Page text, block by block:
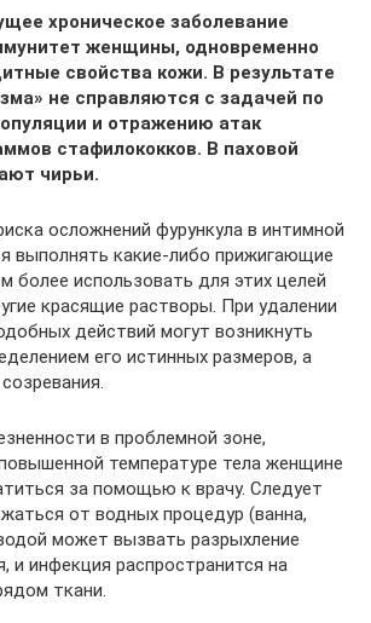
хроническое заболевание
женщины, одновременно
свойства кожи. В результате
не справляются с задачей по
и отражению атак
стафилококков. В паховой
чирьи.
осложнений фурункула в интимной
выполнять какие-либо прижигающие
более использовать для этих целей
красящие растворы. При удалении
действий могут возникнуть
его истинных размеров, а
в проблемной зоне,
температуре тела женщине
за помощью к врачу. Следует
от водных процедур (ванна,
может вызвать разрыхление
и инфекция распространится на
ткани.